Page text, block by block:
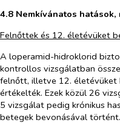
4.8 Nemkívánatos
Felnőttek és 12. életévüket
A loperamid-hidroklorid
kontrollos vizsgálatban
felnőtt, illetve 12.
értékelték. Ezek közül 26
5 vizsgálat pedig krónikus
betegek bevonásával történt.